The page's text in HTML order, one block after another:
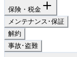
保険・税金
メンテナンス･保証
解約
事故･盗難